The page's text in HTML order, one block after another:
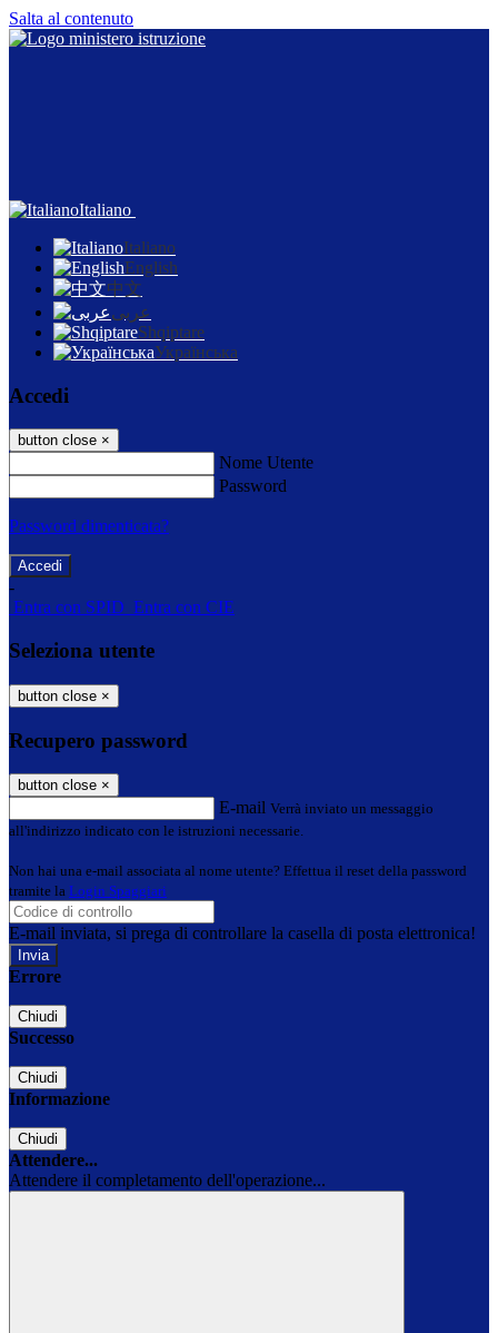
Salta al contenuto
Italiano
Italiano
English
中文
عربى
Shqiptare
Українська
Accedi
button close ×
Nome Utente
Password
Password dimenticata?
-
Entra con SPID Entra con CIE
Seleziona utente
button close ×
Recupero password
button close ×
E-mail Verrà inviato un messaggio
all'indirizzo indicato con le istruzioni necessarie.
Non hai una e-mail associata al nome utente? Effettua il reset della password
tramite la Login Spaggiari
E-mail inviata, si prega di controllare la casella di posta elettronica!
Errore
Chiudi
Successo
Chiudi
Informazione
Chiudi
Attendere...
Attendere il completamento dell'operazione...